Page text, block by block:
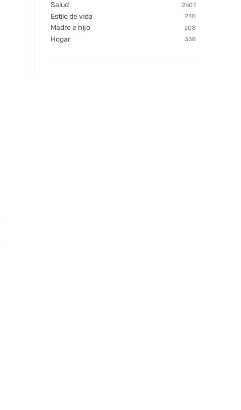
Salud 2607
Estilo de vida 240
Madre e hijo 208
Hogar 338